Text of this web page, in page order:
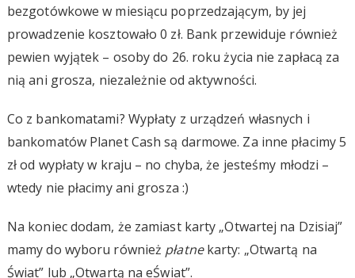
bezgotówkowe w miesiącu poprzedzającym, by jej
prowadzenie kosztowało 0 zł. Bank przewiduje również
pewien wyjątek – osoby do 26. roku życia nie zapłacą za
nią ani grosza, niezależnie od aktywności.
Co z bankomatami? Wypłaty z urządzeń własnych i
bankomatów Planet Cash są darmowe. Za inne płacimy 5
zł od wypłaty w kraju – no chyba, że jesteśmy młodzi –
wtedy nie płacimy ani grosza :)
Na koniec dodam, że zamiast karty „Otwartej na Dzisiaj”
mamy do wyboru również płatnekarty: „Otwartą na
Świat” lub „Otwartą na eŚwiat”.